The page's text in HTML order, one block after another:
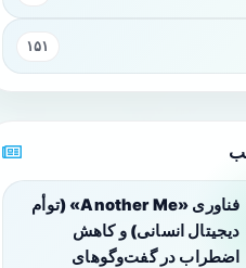
۱۵۱
فناوری «Another Me» (توأم
دیجیتال انسانی) و کاهش
اضطراب در گفت‌وگوهای